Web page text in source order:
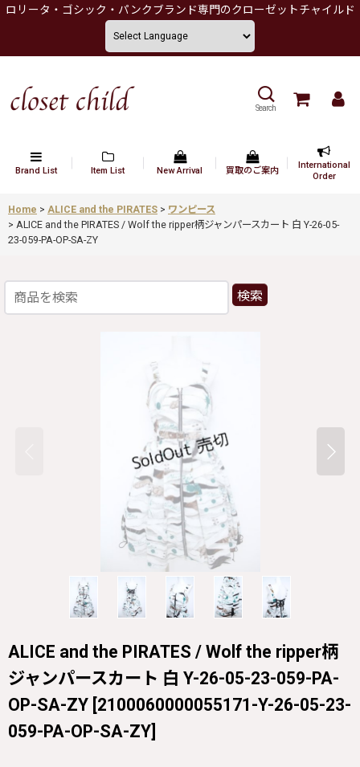
ロリータ・ゴシック・パンクブランド専門のクローゼットチャイルド
Search
Brand List Item List New Arrival 買取のご案内
International
Order
Home > ALICE and the PIRATES > ワンピース
> ALICE and the PIRATES / Wolf the ripper柄ジャンパースカート 白 Y-26-05-
23-059-PA-OP-SA-ZY
検索
ALICE and the PIRATES / Wolf the ripper柄
ジャンパースカート 白 Y-26-05-23-059-PA-
OP-SA-ZY [2100060000055171-Y-26-05-23-
059-PA-OP-SA-ZY]